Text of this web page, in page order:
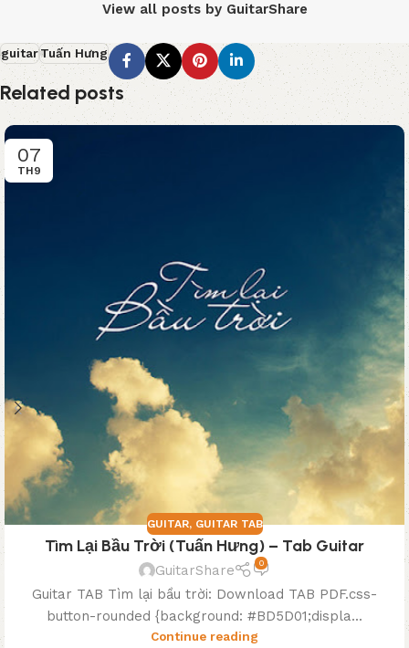
View all posts by GuitarShare
guitarTuấn Hưng
Related posts
07
TH9
GUITAR, GUITAR TAB
Tìm Lại Bầu Trời (Tuấn Hưng) – Tab Guitar
GuitarShare 0
Guitar TAB Tìm lại bầu trời: Download TAB PDF.css-
button-rounded {background: #BD5D01;displa...
Continue reading